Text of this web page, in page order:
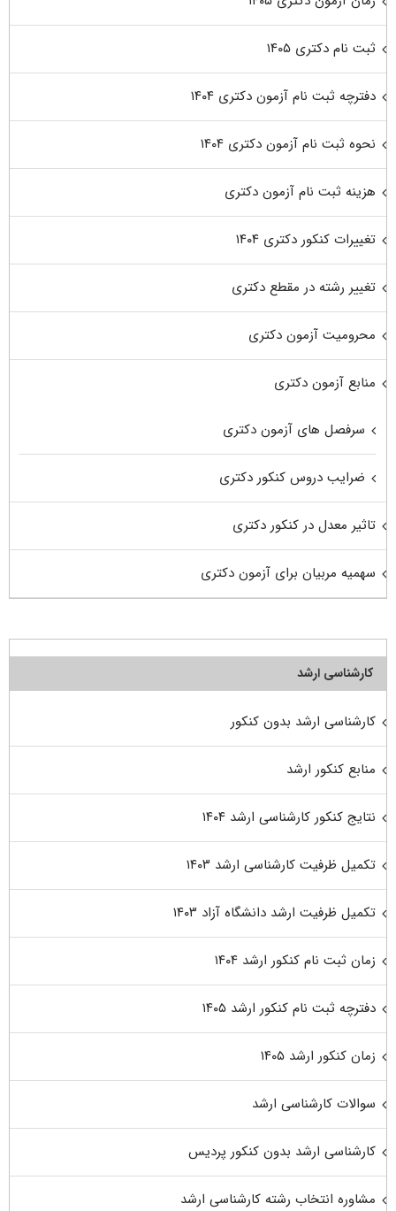
ثبت نام دکتری ۱۴۰۵
دفترچه ثبت نام آزمون دکتری ۱۴۰۴
نحوه ثبت نام آزمون دکتری ۱۴۰۴
هزینه ثبت نام آزمون دکتری
تغییرات کنکور دکتری ۱۴۰۴
تغییر رشته در مقطع دکتری
محرومیت آزمون دکتری
منابع آزمون دکتری
سرفصل های آزمون دکتری
ضرایب دروس کنکور دکتری
تاثیر معدل در کنکور دکتری
سهمیه مربیان برای آزمون دکتری
کارشناسی ارشد
کارشناسی ارشد بدون کنکور
منابع کنکور ارشد
نتایج کنکور کارشناسی ارشد ۱۴۰۴
تکمیل ظرفیت کارشناسی ارشد ۱۴۰۳
تکمیل ظرفیت ارشد دانشگاه آزاد ۱۴۰۳
زمان ثبت نام کنکور ارشد ۱۴۰۴
دفترچه ثبت نام کنکور ارشد ۱۴۰۵
زمان کنکور ارشد ۱۴۰۵
سوالات کارشناسی ارشد
کارشناسی ارشد بدون کنکور پردیس
مشاوره انتخاب رشته کارشناسی ارشد